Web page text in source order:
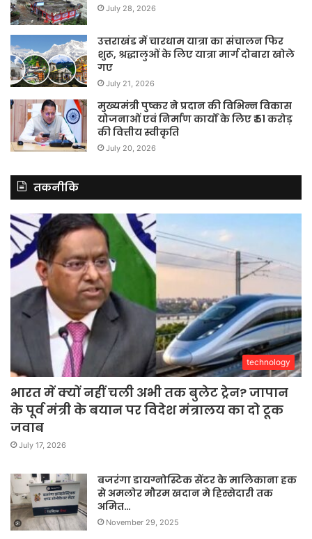
July 28, 2026
उत्तराखंड में चारधाम यात्रा का संचालन फिर
शुरू, श्रद्धालुओं के लिए यात्रा मार्ग दोबारा खोले
गए
July 21, 2026
मुख्यमंत्री पुष्कर ने प्रदान की विभिन्न विकास
योजनाओं एवं निर्माण कार्यों के लिए ₹ 51 करोड़
की वित्तीय स्वीकृति
July 20, 2026
तकनीकि
technology
भारत में क्यों नहीं चली अभी तक बुलेट ट्रेन? जापान
के पूर्व मंत्री के बयान पर विदेश मंत्रालय का दो टूक
जवाब
July 17, 2026
बजरंगा डायग्नोस्टिक सेंटर के मालिकाना हक
से अमलोर मौरम खदान मे हिस्सेदारी तक
अमित…
November 29, 2025